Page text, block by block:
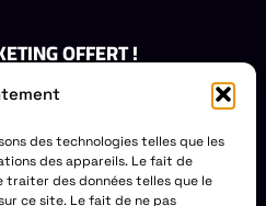
des technologies telles que les
des appareils. Le fait de
traiter des données telles que le
ce site. Le fait de ne pas
OFFERT !
de votre stratégie de
vous aider à identifier les
AUDIT GRATUIT